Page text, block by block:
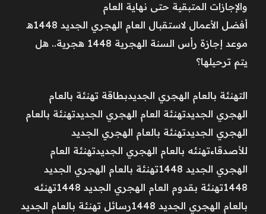
والإجازات المتبقية حتى نهاية العام
أفضل الأعمال لاستقبال العام الهجري الجديد 1448هـ
موعد إجازة رأس السنة الهجرية 1448 هجرية.. هل
يتم ترحيلها؟
التهنئة بالعام الهجري الجديدبطاقة تهنئة بالعام
الهجري الجديدتهنئة العام الهجري الجديدتهنئة بالعام
الهجري الجديدتهنئة بالعام الهجري الجديد
للأصدقاءتهنئه بالعام الهجري الجديدتهنئة العام
الهجري الجديد 1448تهنئة بالعام الهجري الجديد
1448تهنئة بقدوم العام الهجري الجديد 1448تهنئه
بالعام الهجري الجديد 1448رسائل تهنئة بالعام الجديد